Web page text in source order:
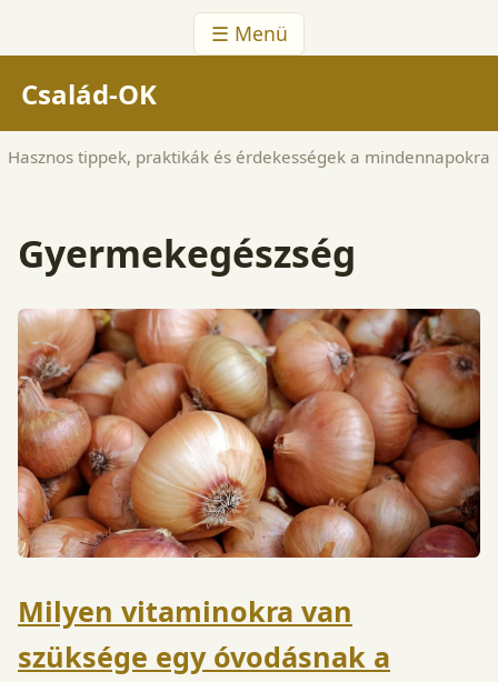
☰ Menü
Család-OK
Hasznos tippek, praktikák és érdekességek a mindennapokra
Gyermekegészség
Milyen vitaminokra van
szüksége egy óvodásnak a